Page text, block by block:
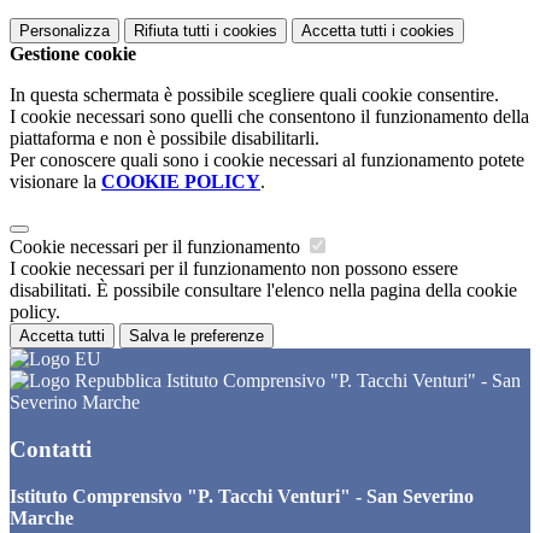
Personalizza Rifiuta tutti i cookies Accetta tutti i cookies
Gestione cookie
In questa schermata è possibile scegliere quali cookie consentire.
I cookie necessari sono quelli che consentono il funzionamento della
piattaforma e non è possibile disabilitarli.
Per conoscere quali sono i cookie necessari al funzionamento potete
visionare la COOKIE POLICY.
Cookie necessari per il funzionamento
I cookie necessari per il funzionamento non possono essere
disabilitati. È possibile consultare l'elenco nella pagina della cookie
policy.
Accetta tutti Salva le preferenze
Istituto Comprensivo "P. Tacchi Venturi" - San
Severino Marche
Contatti
Istituto Comprensivo "P. Tacchi Venturi" - San Severino
Marche